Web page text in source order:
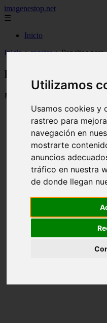
Utilizamos
Usamos cookies y
rastreo para
navegación en
mostrarte
anuncios
tráfico en nuestra
de donde llegan
imagenestop.net
☰
Inicio
Inicio > recetas >Pancitos para
Pancitos para el
📅 14/05/2024